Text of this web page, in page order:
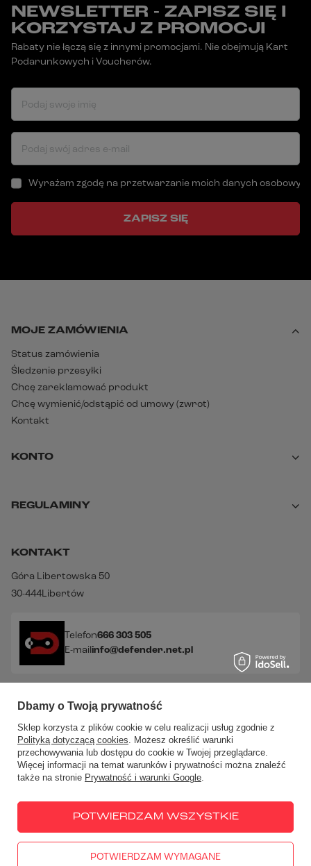
NEWSLETTER - ZAPISZ SIĘ I
KORZYSTAJ Z PROMOCJI
Rabaty nie łączą się z innymi promocjami. Nie obejmują Kart
Podarunkowych i Voucherów.
Podaj swoje imię
Podaj swój adres e-mail
Wyrażam zgodę na przetwarzanie moich danych
ZAPISZ SIĘ
MOJE ZAMÓWIENIA
Status zamówienia
Śledzenie przesyłki
Chcę zareklamować produkt
Chcę wymienić/odstąpić od umowy (zwrot)
Kontakt
KONTO
REGULAMINY
KONTAKT
Góra Libertowska 50
30-444Libertów
Telefon666 303 505
E-mail info@defender.net.pl
Sprawdź nasze social media!
W sklepie prezentujemy ceny brutto (z VAT).
Dbamy o Twoją prywatność
Sklep korzysta z plików cookie w celu realizacji usług zgodnie z
Polityką dotyczącą cookies. Możesz określić warunki
przechowywania lub dostępu do cookie w Twojej przeglądarce.
Więcej informacji na temat warunków i prywatności można znaleźć
także na stronie Prywatność i warunki Google.
POTWIERDZAM WYMAGANE
POTWIERDZAM WSZYSTKIE